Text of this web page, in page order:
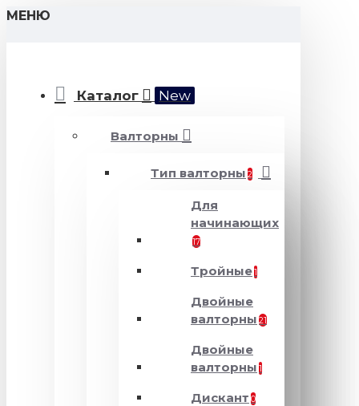
МЕНЮ
Каталог New
Валторны
Тип валторны 2
Для
начинающих
17
Тройные1
Двойные
валторны 21
Двойные
валторны 1
Дискант 0